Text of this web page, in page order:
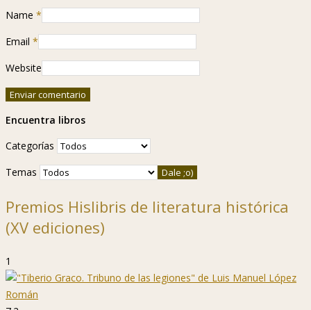
Name *
Email *
Website
Encuentra libros
Categorías
Temas
Premios Hislibris de literatura histórica
(XV ediciones)
1